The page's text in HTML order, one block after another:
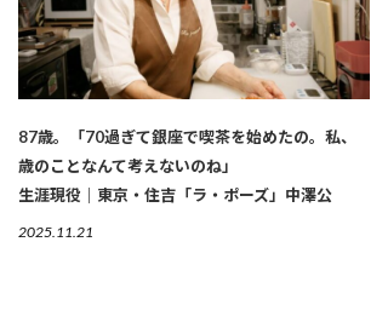
87歳。「70過ぎて銀座で喫茶を始めたの。私、
歳のことなんて考えないのね」
生涯現役｜東京・住吉「ラ・ポーズ」中澤公
2025.11.21